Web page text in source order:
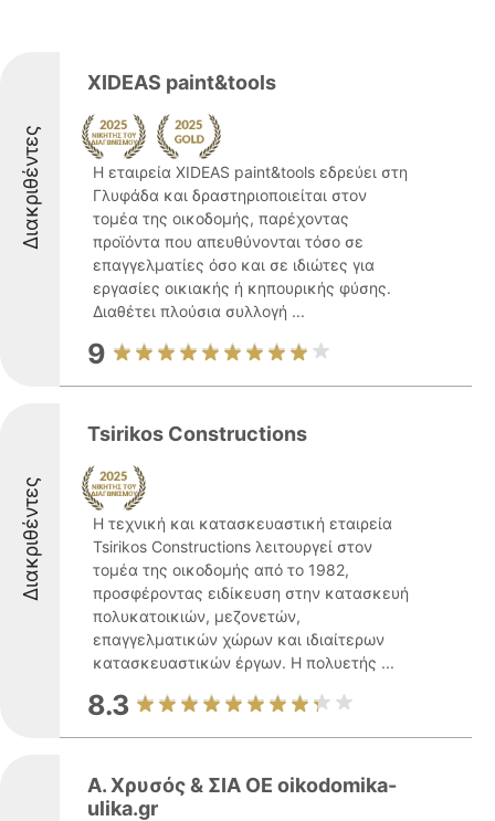
Διακριθέντες
XIDEAS paint&tools
Η εταιρεία XIDEAS paint&tools εδρεύει στη
Γλυφάδα και δραστηριοποιείται στον
τομέα της οικοδομής, παρέχοντας
προϊόντα που απευθύνονται τόσο σε
επαγγελματίες όσο και σε ιδιώτες για
εργασίες οικιακής ή κηπουρικής φύσης.
Διαθέτει πλούσια συλλογή ...
9
Διακριθέντες
Tsirikos Constructions
Η τεχνική και κατασκευαστική εταιρεία
Tsirikos Constructions λειτουργεί στον
τομέα της οικοδομής από το 1982,
προσφέροντας ειδίκευση στην κατασκευή
πολυκατοικιών, μεζονετών,
επαγγελματικών χώρων και ιδιαίτερων
κατασκευαστικών έργων. Η πολυετής ...
8.3
Α. Χρυσός & ΣΙΑ ΟΕ oikodomika-
ulika.gr